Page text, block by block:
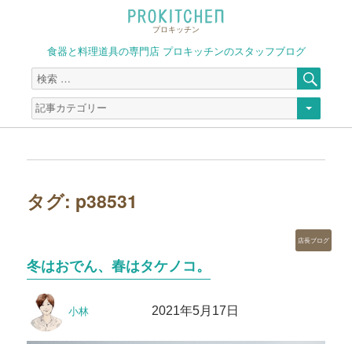
プロキッチン
食器と料理道具の専門店 プロキッチンのスタッフブログ
検
索
対
象:
索
タグ: p38531
冬はおでん、春はタケノコ。
稿
小林稿
2021年5月17日
カ
テ
店長ブログ